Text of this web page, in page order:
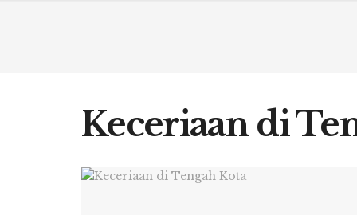
Keceriaan di